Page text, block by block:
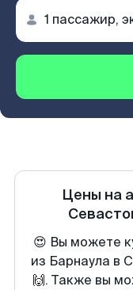
Цены на
😍 Вы можете
из Барнаула в
🙌. Также вы